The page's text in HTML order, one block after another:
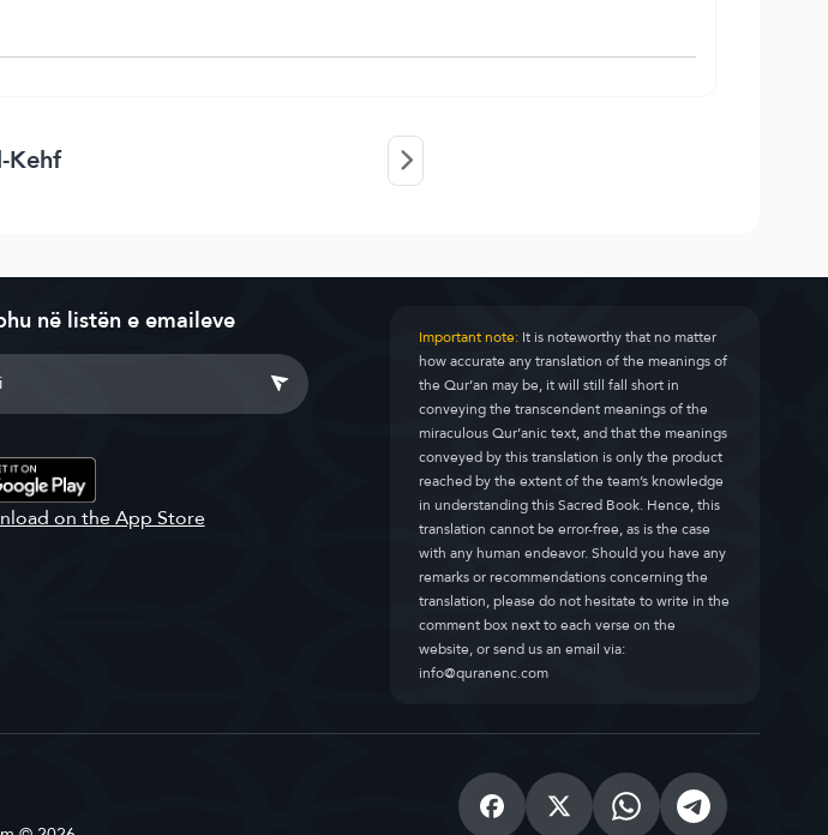
Kehf
në listën e emaileve Important note:It is noteworthy that no matter
how accurate any translation of the meanings of
the Qur’an may be, it will still fall short in
conveying the transcendent meanings of the
miraculous Qur’anic text, and that the meanings
conveyed by this translation is only the product
reached by the extent of the team’s knowledge
in understanding this Sacred Book. Hence, this
translation cannot be error-free, as is the case
with any human endeavor. Should you have any
remarks or recommendations concerning the
translation, please do not hesitate to write in the
comment box next to each verse on the
website, or send us an email via:
info@quranenc.com